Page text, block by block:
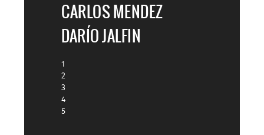
CARLOS MENDEZ
DARÍO JALFIN
1
2
3
4
5